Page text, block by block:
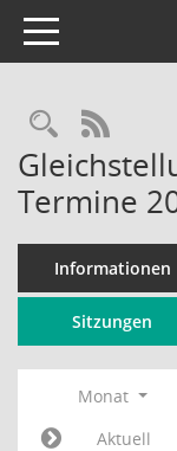
Toggle navigation
RSS-
Termine
Informationen
Sitzungen
Monat
Aktuell